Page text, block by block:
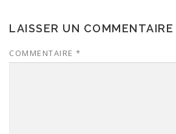
LAISSER UN COMMENTAIRE
COMMENTAIRE *